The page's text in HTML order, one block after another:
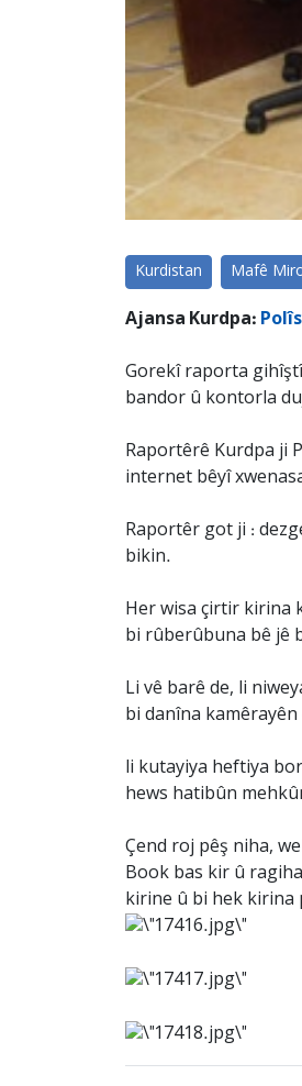
Kurdistan Mafê
Ajansa Kurdpa:
Gorekî raporta
bandor û kontorla
Raportêrê Kurdpa ji
internet bêyî
Raportêr got ji :
bikin.
Her wisa çirtir kirina
bi rûberûbuna bê jê
Li vê barê de, li
bi danîna
li kutayiya heftiya
hews hatibûn
Çend roj pêş niha,
Book bas kir û
kirine û bi hek kirina